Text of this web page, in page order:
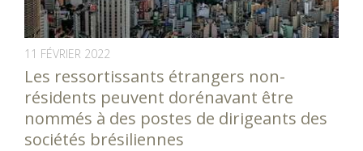
11 FÉVRIER 2022
Les ressortissants étrangers non-
résidents peuvent dorénavant être
nommés à des postes de dirigeants des
sociétés brésiliennes